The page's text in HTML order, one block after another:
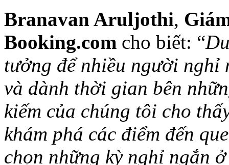
Branavan Aruljothi,
Booking.com cho biết: “
tưởng để nhiều người
và dành thời gian bên
kiếm của chúng tôi cho
khám phá các điểm đến
chọn những kỳ nghỉ ngắn